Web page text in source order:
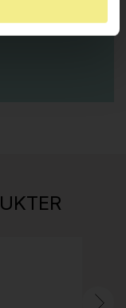
H05 5600 Swingback-armlene Mørk